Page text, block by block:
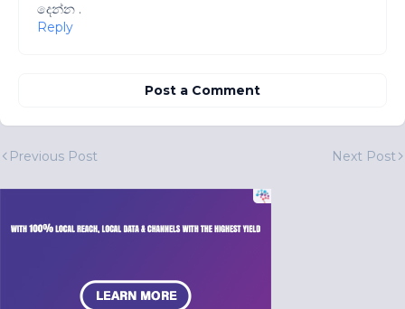
දෙන්න .
Reply
Post a Comment
Previous Post Next Post